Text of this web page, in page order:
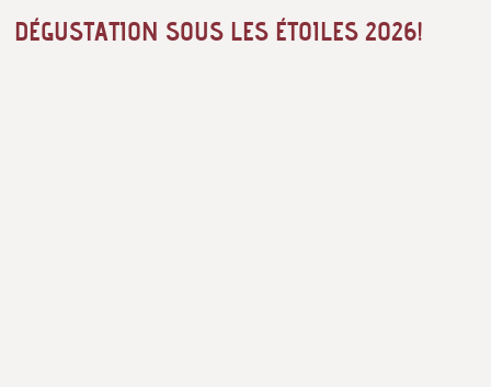
DÉGUSTATION SOUS LES ÉTOILES 2026!